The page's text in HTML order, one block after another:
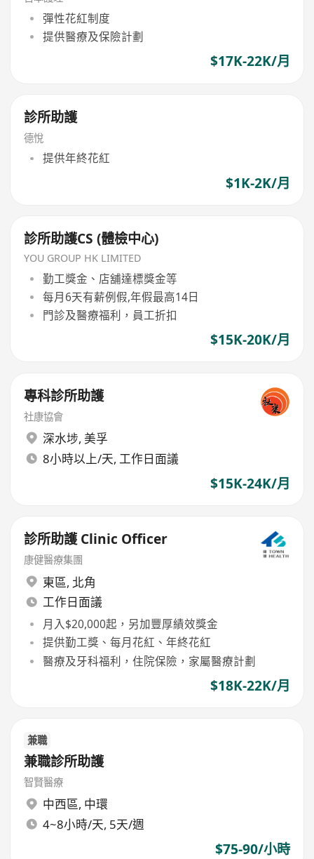
彈性花紅制度
提供醫療及保險計劃
$17K-22K/月
診所助護
德悅
提供年終花紅
$1K-2K/月
診所助護CS (體檢中心)
YOU GROUP HK LIMITED
勤工獎金、店舖達標獎金等
每月6天有薪例假,年假最高14日
門診及醫療福利，員工折扣
$15K-20K/月
專科診所助護
社康協會
深水埗, 美孚
8小時以上/天, 工作日面議
$15K-24K/月
診所助護 Clinic Officer
康健醫療集團
東區, 北角
工作日面議
月入$20,000起，另加豐厚績效獎金
提供勤工獎、每月花紅、年終花紅
醫療及牙科福利，住院保險，家屬醫療計劃
$18K-22K/月
兼職
兼職診所助護
智賢醫療
中西區, 中環
4~8小時/天, 5天/週
$75-90/小時